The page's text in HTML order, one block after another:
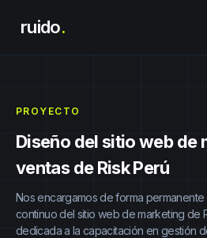
ruido.
PROYECTO
Diseño del sitio web de
ventas de Risk Perú
Nos encargamos de forma
continuo del sitio web de marketing de
dedicada a la capacitación en gestión